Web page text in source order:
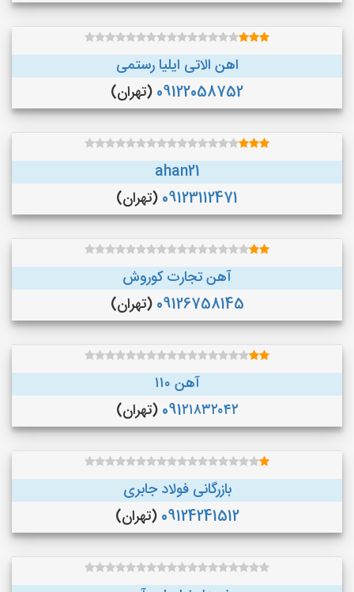
اهن الاتی ایلیا رستمی
09122058752 (تهران)
ahan21
09123112471 (تهران)
آهن تجارت کوروش
09126758145 (تهران)
آهن ۱۱۰
091۲۱۸۳۲۰۴۲ (تهران)
بازرگانی فولاد جابری
09124241512 (تهران)